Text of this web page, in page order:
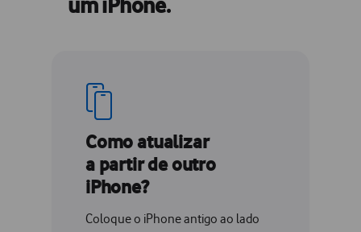
um iPhone.
Como atualizar
a partir de outro
iPhone?
Coloque o iPhone antigo ao lado